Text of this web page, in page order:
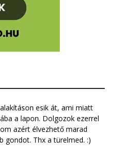
esik át, ami miatt
a lapon. Dolgozok ezerrel
azért élvezhető marad
gondot. Thx a türelmed. :)